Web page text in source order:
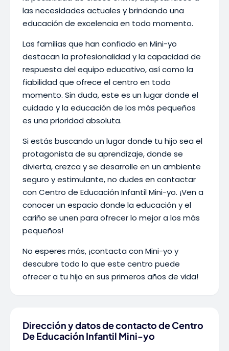
las necesidades actuales y brindando una
educación de excelencia en todo momento.
Las familias que han confiado en Mini-yo
destacan la profesionalidad y la capacidad de
respuesta del equipo educativo, así como la
fiabilidad que ofrece el centro en todo
momento. Sin duda, este es un lugar donde el
cuidado y la educación de los más pequeños
es una prioridad absoluta.
Si estás buscando un lugar donde tu hijo sea el
protagonista de su aprendizaje, donde se
divierta, crezca y se desarrolle en un ambiente
seguro y estimulante, no dudes en contactar
con Centro de Educación Infantil Mini-yo. ¡Ven a
conocer un espacio donde la educación y el
cariño se unen para ofrecer lo mejor a los más
pequeños!
No esperes más, ¡contacta con Mini-yo y
descubre todo lo que este centro puede
ofrecer a tu hijo en sus primeros años de vida!
Dirección y datos de contacto de Centro
De Educación Infantil Mini-yo